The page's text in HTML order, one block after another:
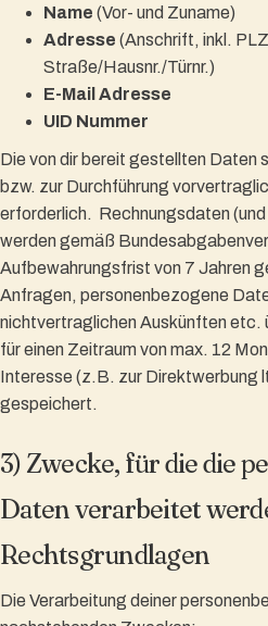
Name (Vor- und Zuname)
Adresse (Anschrift, inkl.
Straße/Hausnr./Türnr.)
E-Mail Adresse
UID Nummer
Die von dir bereit gestellten Daten
bzw. zur Durchführung
erforderlich. Rechnungsdaten
werden gemäß
Aufbewahrungsfrist von 7 Jahren
Anfragen, personenbezogene
nichtvertraglichen Auskünften etc.
für einen Zeitraum von max. 12
Interesse (z.B. zur Direktwerbung
gespeichert.
3) Zwecke, für die die
Daten verarbeitet
Rechtsgrundlagen
Die Verarbeitung deiner